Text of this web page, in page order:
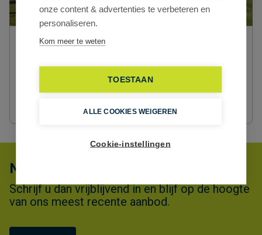
CD-Vastgoed Gent
Niet gevonden wat u zocht?
Schrijf u dan vrijblijvend in en blijf op de hoogte
van ons meest recente aanbod.
onze content & advertenties te verbeteren en
personaliseren.
Kom meer te weten
TOESTAAN
ALLE COOKIES WEIGEREN
Cookie-instellingen